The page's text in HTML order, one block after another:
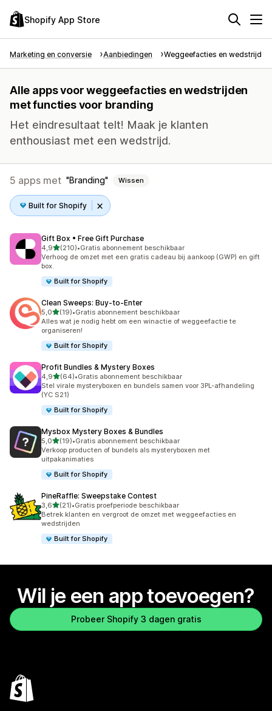
Shopify App Store
Marketing en conversie Aanbiedingen Weggeefacties en wedstrijden
Alle apps voor weggeefacties en wedstrijden
met functies voor branding
Het eindresultaat telt! Maak je klanten
enthousiast met een wedstrijd.
5 apps met Branding Wissen
Built for Shopify
Gift Box • Free Gift Purchase
4,9van 5 sterren
(210)
210 recensies in totaal
•Gratis abonnement beschikbaar
Verhoog de omzet met een gratis cadeau bij aankoop (GWP) en gift
box.
Built for Shopify
Clean Sweeps: Buy‑to‑Enter
5,0van 5 sterren
(19)
19 recensies in totaal
•Gratis abonnement beschikbaar
Alles wat je nodig hebt om een winactie of weggeefactie te
organiseren!
Built for Shopify
Profit Bundles & Mystery Boxes
4,9van 5 sterren
(64)
64 recensies in totaal
•Gratis abonnement beschikbaar
Stel virale mysteryboxen en bundels samen voor 3PL-afhandeling
(YC S21)
Built for Shopify
Mysbox Mystery Boxes & Bundles
5,0van 5 sterren
(19)
19 recensies in totaal
•Gratis abonnement beschikbaar
Verkoop producten of bundels als mysteryboxen met
uitpakanimaties
Built for Shopify
PineRaffle: Sweepstake Contest
3,6van 5 sterren
(21)
21 recensies in totaal
•Gratis proefperiode beschikbaar
Betrek klanten en vergroot de omzet met weggeefacties en
wedstrijden
Built for Shopify
Wil je een app toevoegen?
Probeer Shopify 3 dagen gratis